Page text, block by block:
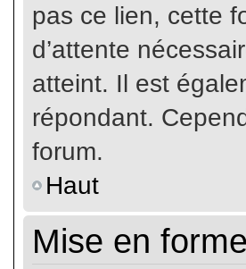
pas ce lien, cette
d’attente
atteint. Il est
répondant.
forum.
Haut
Mise en